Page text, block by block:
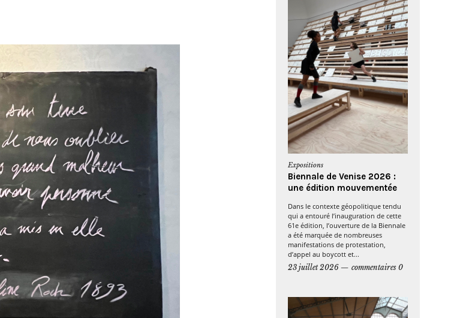
Expositions
Biennale de Venise 2026 :
une édition mouvementée
Dans le contexte géopolitique tendu
qui a entouré l’inauguration de cette
61e édition, l’ouverture de la Biennale
a été marquée de nombreuses
manifestations de protestation,
d’appel au boycott et...
23 juillet 2026
commentaires 0